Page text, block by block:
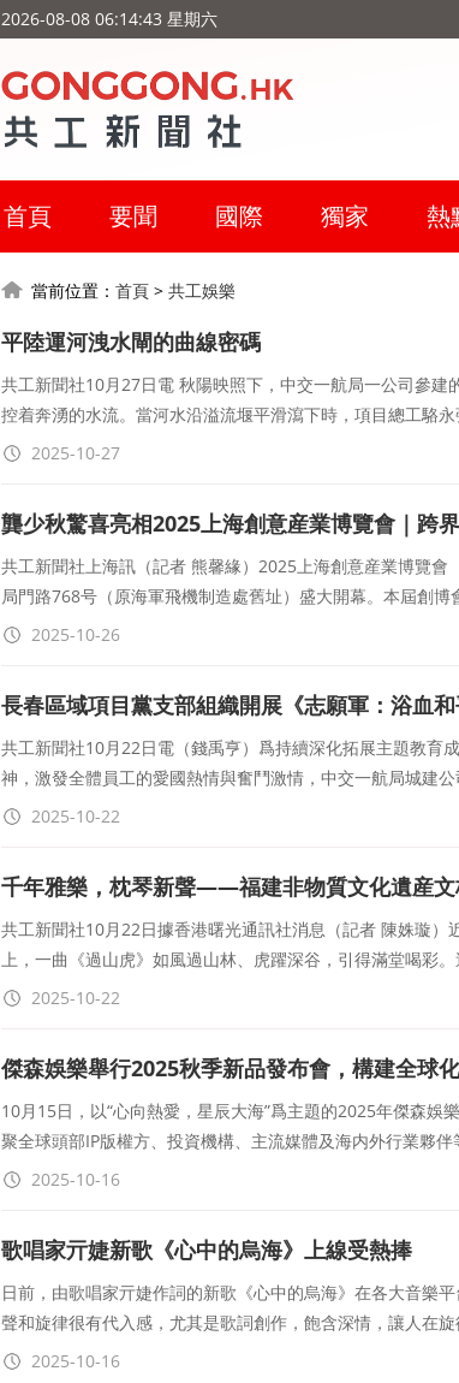
2026-08-08 06:14:44 星期六
首頁 要聞 國際 獨家 熱
當前位置： 首頁 > 共工娛樂
平陸運河洩水閘的曲線密碼
共工新聞社10月27日電 秋陽映照下，中交一航局一公司參
控着奔湧的水流。當河水沿溢流堰平滑瀉下時，項目總工駱
2025-10-27
龔少秋驚喜亮相2025上海創意産業博覽會｜跨
共工新聞社上海訊（記者 熊馨緣）2025上海創意産業博覽會
局門路768号（原海軍飛機制造處舊址）盛大開幕。本屆創博
2025-10-26
長春區域項目黨支部組織開展《志願軍：浴血
共工新聞社10月22日電（錢禹亨）爲持續深化拓展主題教育
神，激發全體員工的愛國熱情與奮鬥激情，中交一航局城建
2025-10-22
千年雅樂，枕琴新聲——福建非物質文化遺産文
共工新聞社10月22日據香港曙光通訊社消息（記者 陳姝璇）
上，一曲《過山虎》如風過山林、虎躍深谷，引得滿堂喝彩
2025-10-22
傑森娛樂舉行2025秋季新品發布會，構建全球
10月15日，以“心向熱愛，星辰大海”爲主題的2025年傑森娛
聚全球頭部IP版權方、投資機構、主流媒體及海内外行業夥伴
2025-10-16
歌唱家亓婕新歌《心中的烏海》上線受熱捧
日前，由歌唱家亓婕作詞的新歌《心中的烏海》在各大音樂
聲和旋律很有代入感，尤其是歌詞創作，飽含深情，讓人在
2025-10-16